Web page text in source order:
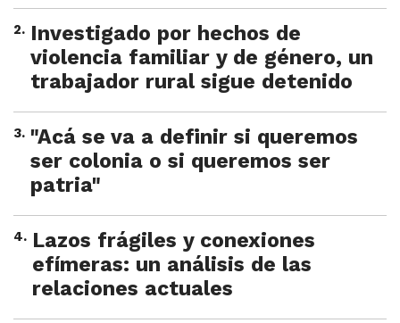
2. Investigado por hechos de
violencia familiar y de género, un
trabajador rural sigue detenido
3. "Acá se va a definir si queremos
ser colonia o si queremos ser
patria"
4. Lazos frágiles y conexiones
efímeras: un análisis de las
relaciones actuales